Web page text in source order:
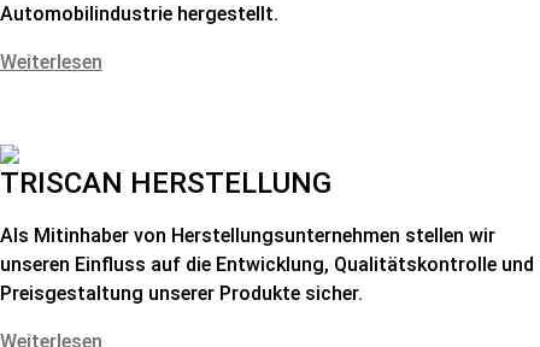
Automobilindustrie hergestellt.
Weiterlesen
TRISCAN HERSTELLUNG
Als Mitinhaber von Herstellungsunternehmen stellen wir
unseren Einfluss auf die Entwicklung, Qualitätskontrolle und
Preisgestaltung unserer Produkte sicher.
Weiterlesen